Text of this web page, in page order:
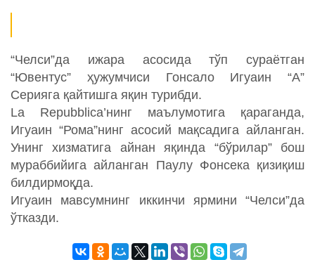
“Челси”да ижара асосида тўп сураётган
“Ювентус” ҳужумчиси Гонсало Игуаин “А”
Серияга қайтишга яқин турибди.
La Repubblica’нинг маълумотига қараганда,
Игуаин “Рома”нинг асосий мақсадига айланган.
Унинг хизматига айнан яқинда “бўрилар” бош
мураббийига айланган Паулу Фонсека қизиқиш
билдирмоқда.
Игуаин мавсумнинг иккинчи ярмини “Челси”да
ўтказди.